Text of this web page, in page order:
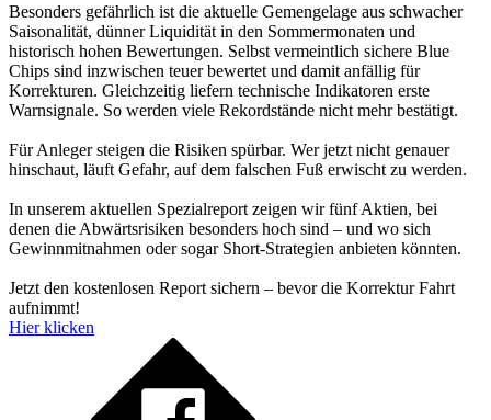
Besonders gefährlich ist die aktuelle Gemengelage aus schwacher
Saisonalität, dünner Liquidität in den Sommermonaten und
historisch hohen Bewertungen. Selbst vermeintlich sichere Blue
Chips sind inzwischen teuer bewertet und damit anfällig für
Korrekturen. Gleichzeitig liefern technische Indikatoren erste
Warnsignale. So werden viele Rekordstände nicht mehr bestätigt.
Für Anleger steigen die Risiken spürbar. Wer jetzt nicht genauer
hinschaut, läuft Gefahr, auf dem falschen Fuß erwischt zu werden.
In unserem aktuellen Spezialreport zeigen wir fünf Aktien, bei
denen die Abwärtsrisiken besonders hoch sind – und wo sich
Gewinnmitnahmen oder sogar Short-Strategien anbieten könnten.
Jetzt den kostenlosen Report sichern – bevor die Korrektur Fahrt
aufnimmt!
Hier klicken